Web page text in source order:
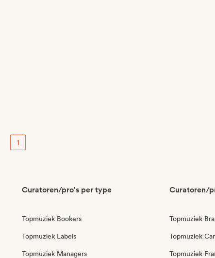
1
Curatoren/pro's per type
Topmuziek Bookers
Topmuziek Labels
Topmuziek Managers
Curatoren/
Topmuziek
Topmuziek
Topmuziek